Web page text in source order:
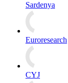
Sardenya
Euroresearch
CYJ